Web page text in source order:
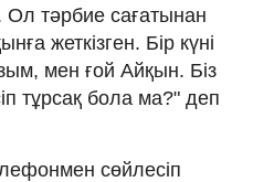
Ол тәрбие сағатынан
жеткізген. Бір күні
мен ғой Айқын. Біз
тұрсақ бола ма?" деп
сөйлесіп